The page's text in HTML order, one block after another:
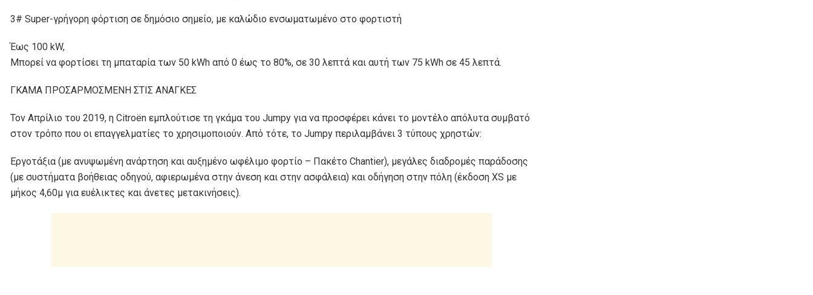
3# Super-γρήγορη φόρτιση σε δημόσιο σημείο, με καλώδιο ενσωματωμένο στο φορτιστή
Έως 100 kW,
Μπορεί να φορτίσει τη μπαταρία των 50 kWh από 0 έως το 80%, σε 30 λεπτά και αυτή των 75 kWh σε 45 λεπτά.
ΓΚΑΜΑ ΠΡΟΣΑΡΜΟΣΜΕΝΗ ΣΤΙΣ ΑΝΑΓΚΕΣ
Τον Απρίλιο του 2019, η Citroën εμπλούτισε τη γκάμα του Jumpy για να προσφέρει κάνει το μοντέλο απόλυτα συμβατό
στον τρόπο που οι επαγγελματίες το χρησιμοποιούν. Από τότε, το Jumpy περιλαμβάνει 3 τύπους χρηστών:
Eργοτάξια (με ανυψωμένη ανάρτηση και αυξημένο ωφέλιμο φορτίο – Πακέτο Chantier), μεγάλες διαδρομές παράδοσης
(με συστήματα βοήθειας οδηγού, αφιερωμένα στην άνεση και στην ασφάλεια) και οδήγηση στην πόλη (έκδοση XS με
μήκος 4,60μ για ευέλικτες και άνετες μετακινήσεις).